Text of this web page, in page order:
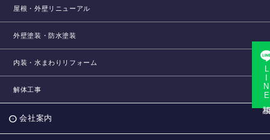
屋根・外壁リニューアル
外壁塗装・防水塗装
内装・水まわりリフォーム
解体工事
会社案内